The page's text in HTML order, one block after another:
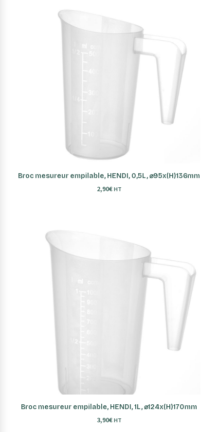
AJOUTER AU PANIER
Broc mesureur empilable, HENDI, 0,5L, ⌀95x(H)136mm
2,90€ HT
AJOUTER AU PANIER
Broc mesureur empilable, HENDI, 1L, ⌀124x(H)170mm
3,90€ HT